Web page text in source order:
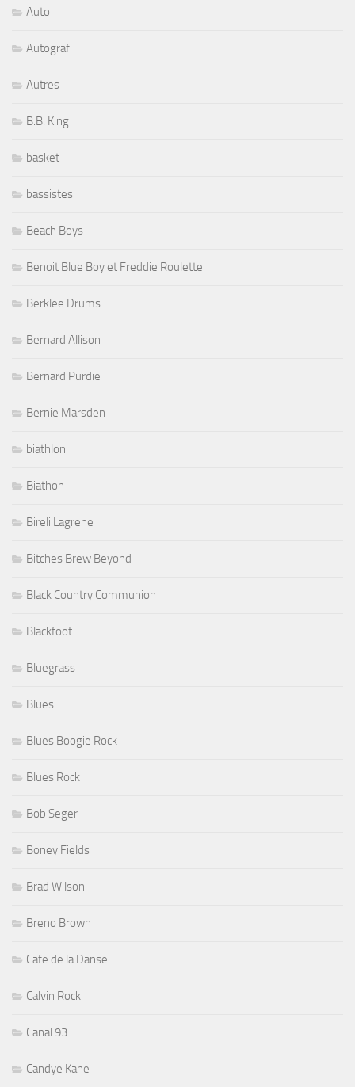
Auto
Autograf
Autres
B.B. King
basket
bassistes
Beach Boys
Benoit Blue Boy et Freddie Roulette
Berklee Drums
Bernard Allison
Bernard Purdie
Bernie Marsden
biathlon
Biathon
Bireli Lagrene
Bitches Brew Beyond
Black Country Communion
Blackfoot
Bluegrass
Blues
Blues Boogie Rock
Blues Rock
Bob Seger
Boney Fields
Brad Wilson
Breno Brown
Cafe de la Danse
Calvin Rock
Canal 93
Candye Kane